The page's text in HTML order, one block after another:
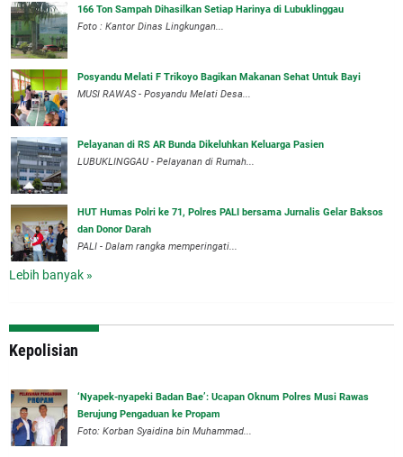
166 Ton Sampah Dihasilkan Setiap Harinya di Lubuklinggau
Foto : Kantor Dinas Lingkungan...
Posyandu Melati F Trikoyo Bagikan Makanan Sehat Untuk Bayi
MUSI RAWAS - Posyandu Melati Desa...
Pelayanan di RS AR Bunda Dikeluhkan Keluarga Pasien
LUBUKLINGGAU - Pelayanan di Rumah...
HUT Humas Polri ke 71, Polres PALI bersama Jurnalis Gelar Baksos
dan Donor Darah
PALI - Dalam rangka memperingati...
Lebih banyak »
Kepolisian
‘Nyapek-nyapeki Badan Bae’: Ucapan Oknum Polres Musi Rawas
Berujung Pengaduan ke Propam
Foto: Korban Syaidina bin Muhammad...